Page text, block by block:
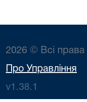
2026 © Всі права
Про Управління
v1.38.1